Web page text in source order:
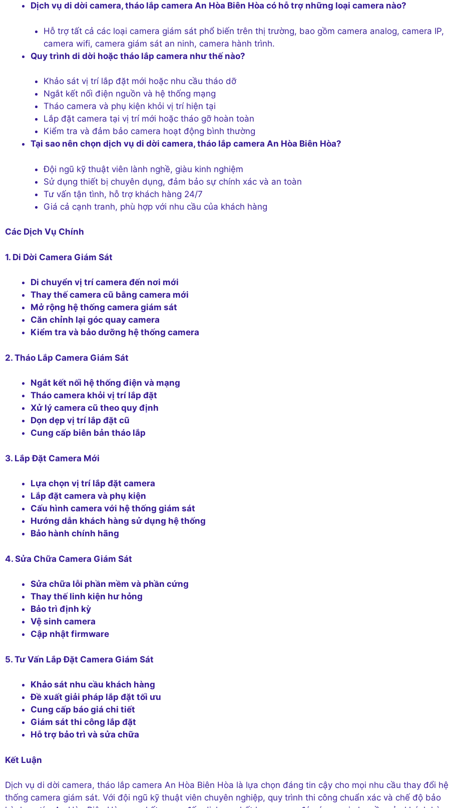
Dịch vụ di dời camera, tháo lắp camera An Hòa Biên Hòa có hỗ trợ những loại camera nào?
Hỗ trợ tất cả các loại camera giám sát phổ biến trên thị trường, bao gồm camera analog, camera IP,
camera wifi, camera giám sát an ninh, camera hành trình.
Quy trình di dời hoặc tháo lắp camera như thế nào?
Khảo sát vị trí lắp đặt mới hoặc nhu cầu tháo dỡ
Ngắt kết nối điện nguồn và hệ thống mạng
Tháo camera và phụ kiện khỏi vị trí hiện tại
Lắp đặt camera tại vị trí mới hoặc tháo gỡ hoàn toàn
Kiểm tra và đảm bảo camera hoạt động bình thường
Tại sao nên chọn dịch vụ di dời camera, tháo lắp camera An Hòa Biên Hòa?
Đội ngũ kỹ thuật viên lành nghề, giàu kinh nghiệm
Sử dụng thiết bị chuyên dụng, đảm bảo sự chính xác và an toàn
Tư vấn tận tình, hỗ trợ khách hàng 24/7
Giá cả cạnh tranh, phù hợp với nhu cầu của khách hàng
Các Dịch Vụ Chính
1. Di Dời Camera Giám Sát
Di chuyển vị trí camera đến nơi mới
Thay thế camera cũ bằng camera mới
Mở rộng hệ thống camera giám sát
Căn chỉnh lại góc quay camera
Kiểm tra và bảo dưỡng hệ thống camera
2. Tháo Lắp Camera Giám Sát
Ngắt kết nối hệ thống điện và mạng
Tháo camera khỏi vị trí lắp đặt
Xử lý camera cũ theo quy định
Dọn dẹp vị trí lắp đặt cũ
Cung cấp biên bản tháo lắp
3. Lắp Đặt Camera Mới
Lựa chọn vị trí lắp đặt camera
Lắp đặt camera và phụ kiện
Cấu hình camera với hệ thống giám sát
Hướng dẫn khách hàng sử dụng hệ thống
Bảo hành chính hãng
4. Sửa Chữa Camera Giám Sát
Sửa chữa lỗi phần mềm và phần cứng
Thay thế linh kiện hư hỏng
Bảo trì định kỳ
Vệ sinh camera
Cập nhật firmware
5. Tư Vấn Lắp Đặt Camera Giám Sát
Khảo sát nhu cầu khách hàng
Đề xuất giải pháp lắp đặt tối ưu
Cung cấp báo giá chi tiết
Giám sát thi công lắp đặt
Hỗ trợ bảo trì và sửa chữa
Kết Luận
Dịch vụ di dời camera, tháo lắp camera An Hòa Biên Hòa là lựa chọn đáng tin cậy cho mọi nhu cầu thay đổi hệ
thống camera giám sát. Với đội ngũ kỹ thuật viên chuyên nghiệp, quy trình thi công chuẩn xác và chế độ bảo